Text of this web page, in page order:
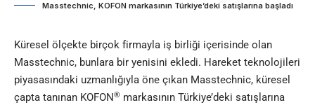
Masstechnic, KOFON markasının Türkiye’deki satışlarına başladı
Küresel ölçekte birçok firmayla iş birliği içerisinde olan
Masstechnic, bunlara bir yenisini ekledi. Hareket teknolojileri
piyasasındaki uzmanlığıyla öne çıkan Masstechnic, küresel
çapta tanınan KOFON® markasının Türkiye’deki satışlarına